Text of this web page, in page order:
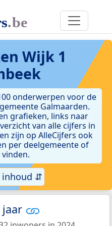
Wijk 1
onderwerpen voor de
Galmaarden.
grafieken, links naar
van alle cijfers in
zijn op AlleCijfers ook
per deelgemeente of
inhoud ⇵